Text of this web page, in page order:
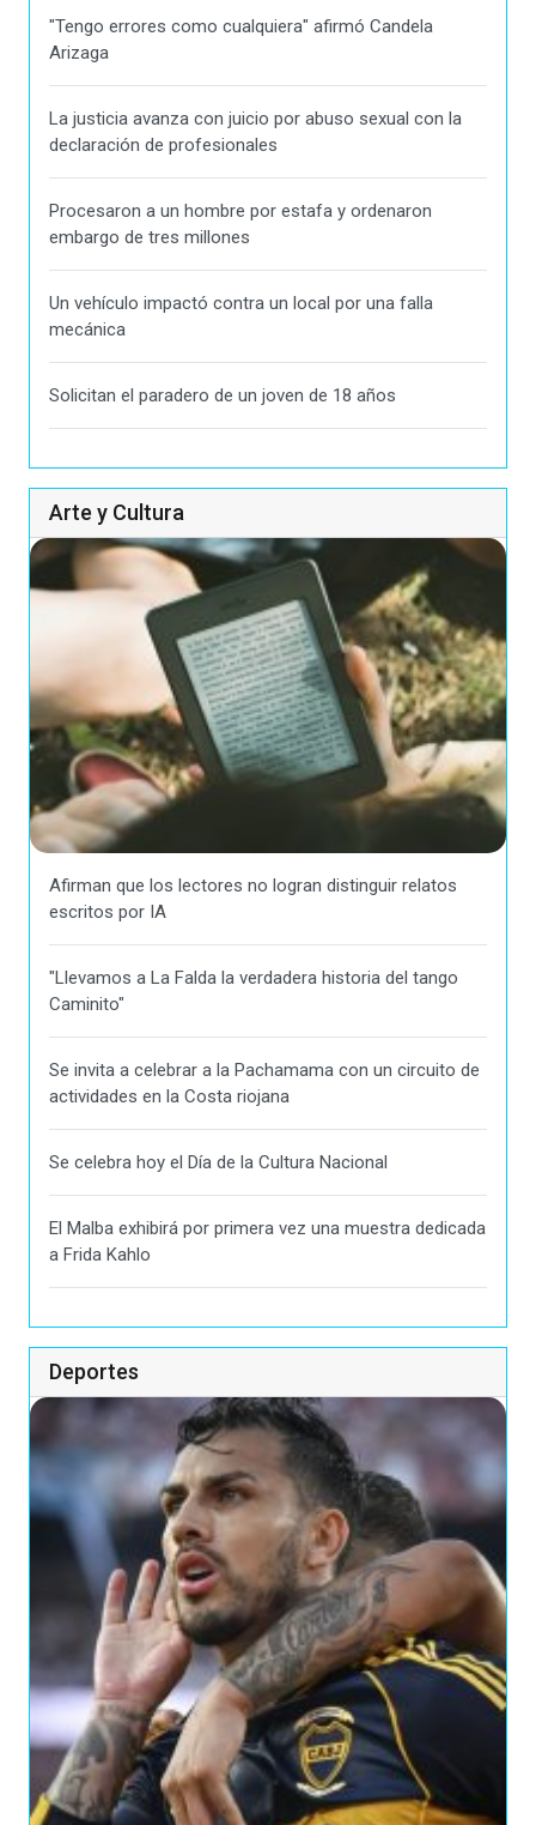
"Tengo errores como cualquiera" afirmó Candela
Arizaga
La justicia avanza con juicio por abuso sexual con la
declaración de profesionales
Procesaron a un hombre por estafa y ordenaron
embargo de tres millones
Un vehículo impactó contra un local por una falla
mecánica
Solicitan el paradero de un joven de 18 años
Arte y Cultura
Afirman que los lectores no logran distinguir relatos
escritos por IA
"Llevamos a La Falda la verdadera historia del tango
Caminito"
Se invita a celebrar a la Pachamama con un circuito de
actividades en la Costa riojana
Se celebra hoy el Día de la Cultura Nacional
El Malba exhibirá por primera vez una muestra dedicada
a Frida Kahlo
Deportes